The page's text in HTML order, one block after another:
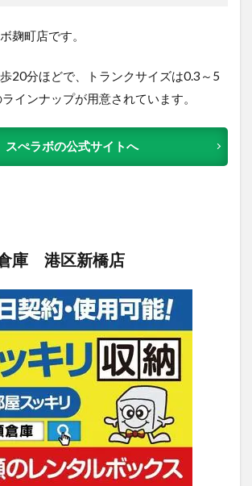
麹町店です。
20分ほどで、トランクサイズは0.3～5
インナップが用意されています。
スぺラボの公式サイトへ
庫 港区新橋店